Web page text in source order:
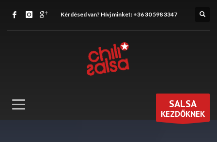
Kérdésed van? Hívj minket: +36 30 598 3347
SALSA
KEZDŐKNEK